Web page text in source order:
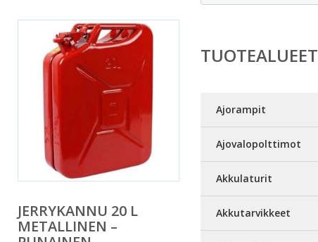
JERRYKANNU 20 L
METALLINEN –
TUOTEALUEET
Ajorampit
Ajovalopolttimot
Akkulaturit
Akkutarvikkeet